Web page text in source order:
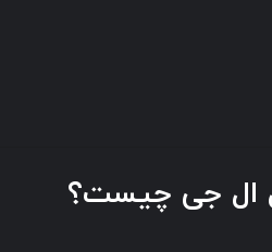
ال جی چیست؟